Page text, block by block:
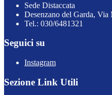
Sede Distaccata
Desenzano del Garda,
Tel.: 030/6481321
Seguici su
Instagram
Sezione Link Utili